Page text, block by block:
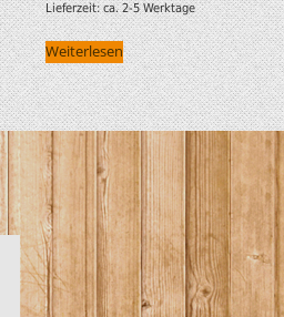
Lieferzeit:ca. 2-5 Werktage
Weiterlesen